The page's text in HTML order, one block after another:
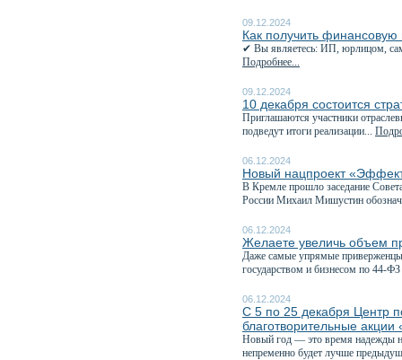
09.12.2024
Как получить финансовую
✔ Вы являетесь: ИП, юрлицом,
Подробнее...
09.12.2024
10 декабря состоится
Приглашаются участники
подведут итоги реализации...
06.12.2024
Новый нацпроект
В Кремле прошло заседание
России Михаил Мишустин
06.12.2024
Желаете увеличь объем
Даже самые упрямые приверженцы
государством и бизнесом по 44-
06.12.2024
С 5 по 25 декабря Центр
благотворительные
Новый год — это время надежды
непременно будет лучше